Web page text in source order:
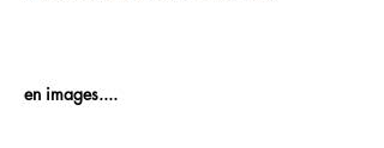
en images....